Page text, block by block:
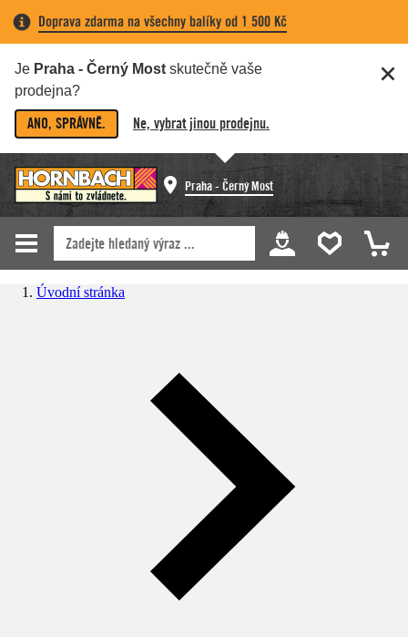
Doprava zdarma na všechny balíky od 1 500 Kč
Je Praha - Černý Most skutečně vaše
prodejna?
ANO, SPRÁVNĚ. Ne, vybrat jinou prodejnu.
Praha - Černý Most
Úvodní stránka